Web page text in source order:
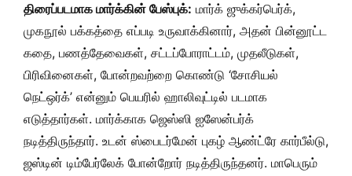
திரைப்படமாக மார்க்கின் பேஸ்புக்: மார்க் ஜுக்கர்பெர்க்,
முகநூல் பக்கத்தை எப்படி உருவாக்கினார், அதன் பின்னூட்ட
கதை, பணத்தேவைகள், சட்டப்போராட்டம், முதலீடுகள்,
பிரிவினைகள், போன்றவற்றை கொண்டு ‘சோசியல்
நெட்ஒர்க்’ என்னும் பெயரில் ஹாலிவுட்டில் படமாக
எடுத்தார்கள். மார்க்காக ஜெஸ்ஸி ஐஸேன்பர்க்
நடித்திருந்தார். உடன் ஸ்பைடர்மேன் புகழ் ஆண்ட்ரே கார்பீல்டு,
ஜஸ்டின் டிம்பேர்லேக் போன்றோர் நடித்திருந்தனர். மாபெரும்